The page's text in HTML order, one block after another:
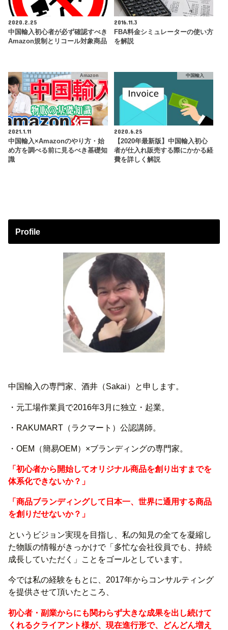
2020.2.25
中国輸入初心者が必ず確認すべき
Amazon規制とリコール対象商品
2016.11.3
FBA料金シミュレーターの使い方
を解説
Amazon
2021.1.11
中国輸入×Amazonのやり方・始
め方を調べる前に見るべき基礎知
識
中国輸入
2020.6.25
【2020年最新版】中国輸入初心
者が仕入れ販売する際にかかる経
費を詳しく解説
Profile
中国輸入の専門家、酒井（Sakai）と申します。
・元工場作業員で2016年3月に独立・起業。
・RAKUMART（ラクマート）公認講師。
・OEM（簡易OEM）×ブランディングの専門家。
「初心者から開始してオリジナル商品を創り出すまでを
体系化できないか？」
「商品ブランディングして日本一、世界に通用する商品
を創りだせないか？」
というビジョン実現を目指し、私の知見の全てを凝縮し
た物販の情報がきっかけで「多忙な会社役員でも、持続
成長していただく」ことをゴールとしています。
今では私の経験をもとに、2017年からコンサルティング
を提供させて頂いたところ、
初心者・副業からにも関わらず大きな成果を出し続けて
くれるクライアント様が、現在進行形で、どんどん増え